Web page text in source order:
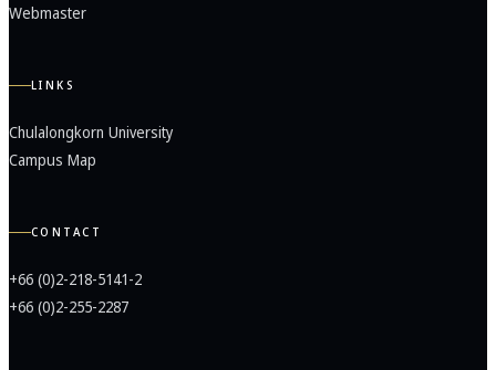
Webmaster
LINKS
Chulalongkorn University
Campus Map
CONTACT
+66 (0)2-218-5141-2
+66 (0)2-255-2287